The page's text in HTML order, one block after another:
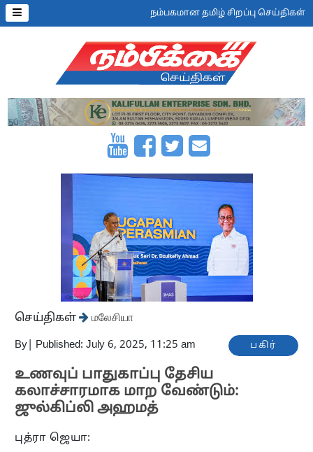
நம்பகமான தமிழ் சிறப்பு செய்திகள்
செய்திகள் மலேசியா
By Published: July 6, 2025, 11:25 am பகிர்
உணவுப் பாதுகாப்பு தேசிய
கலாச்சாரமாக மாற வேண்டும்:
ஜுல்கிப்லி அஹமத்
புத்ரா ஜெயா: